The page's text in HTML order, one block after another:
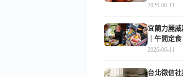
甜點超好拍
2026-06-11
宜蘭力麗
｜午間定
片與日式包
2026-06-11
台北徵信